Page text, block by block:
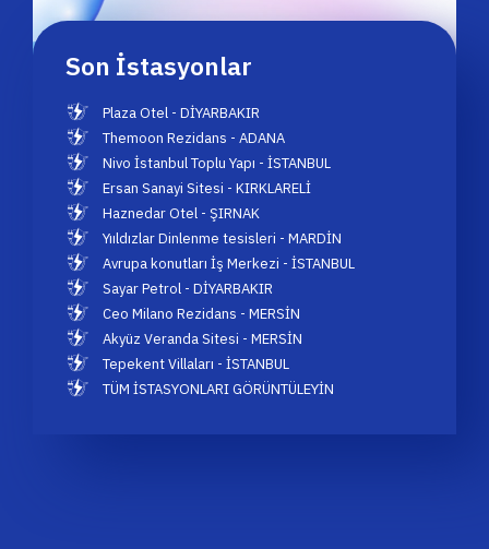
Son İstasyonlar
Plaza Otel - DİYARBAKIR
Themoon Rezidans - ADANA
Nivo İstanbul Toplu Yapı - İSTANBUL
Ersan Sanayi Sitesi - KIRKLARELİ
Haznedar Otel - ŞIRNAK
Yııldızlar Dinlenme tesisleri - MARDİN
Avrupa konutları İş Merkezi - İSTANBUL
Sayar Petrol - DİYARBAKIR
Ceo Milano Rezidans - MERSİN
Akyüz Veranda Sitesi - MERSİN
Tepekent Villaları - İSTANBUL
TÜM İSTASYONLARI GÖRÜNTÜLEYİN